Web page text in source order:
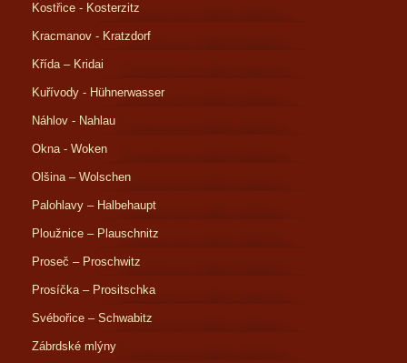
Kostřice - Kosterzitz
Kracmanov - Kratzdorf
Křída – Kridai
Kuřívody - Hühnerwasser
Náhlov - Nahlau
Okna - Woken
Olšina – Wolschen
Palohlavy – Halbehaupt
Ploužnice – Plauschnitz
Proseč – Proschwitz
Prosíčka – Prositschka
Svébořice – Schwabitz
Zábrdské mlýny